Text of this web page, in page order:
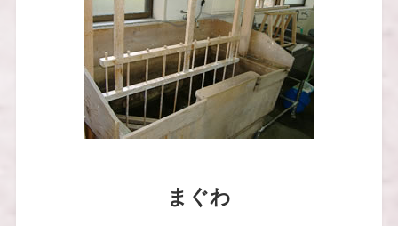
まぐわ